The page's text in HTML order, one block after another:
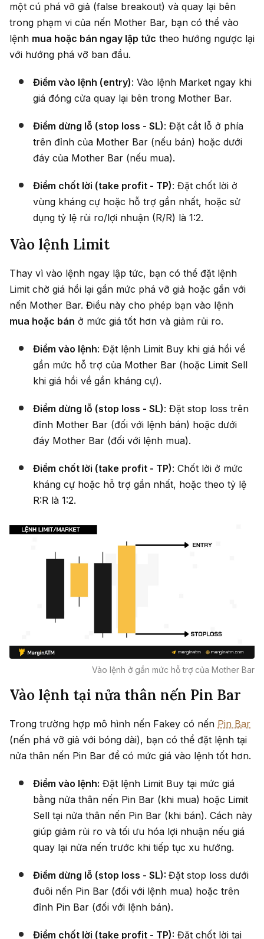
một cú phá vỡ giả (false breakout) và quay lại bên
trong phạm vi của nến Mother Bar, bạn có thể vào
lệnh mua hoặc bán ngay lập tức theo hướng ngược lại
với hướng phá vỡ ban đầu.
Điểm vào lệnh (entry): Vào lệnh Market ngay khi
giá đóng cửa quay lại bên trong Mother Bar.
Điểm dừng lỗ (stop loss - SL): Đặt cắt lỗ ở phía
trên đỉnh của Mother Bar (nếu bán) hoặc dưới
đáy của Mother Bar (nếu mua).
Điểm chốt lời (take profit - TP): Đặt chốt lời ở
vùng kháng cự hoặc hỗ trợ gần nhất, hoặc sử
dụng tỷ lệ rủi ro/lợi nhuận (R/R) là 1:2.
Vào lệnh Limit
Thay vì vào lệnh ngay lập tức, bạn có thể đặt lệnh
Limit chờ giá hồi lại gần mức phá vỡ giả hoặc gần với
nến Mother Bar. Điều này cho phép bạn vào lệnh
mua hoặc bán ở mức giá tốt hơn và giảm rủi ro.
Điểm vào lệnh: Đặt lệnh Limit Buy khi giá hồi về
gần mức hỗ trợ của Mother Bar (hoặc Limit Sell
khi giá hồi về gần kháng cự).
Điểm dừng lỗ (stop loss - SL): Đặt stop loss trên
đỉnh Mother Bar (đối với lệnh bán) hoặc dưới
đáy Mother Bar (đối với lệnh mua).
Điểm chốt lời (take profit - TP): Chốt lời ở mức
kháng cự hoặc hỗ trợ gần nhất, hoặc theo tỷ lệ
R:R là 1:2.
Vào lệnh ở gần mức hỗ trợ của Mother Bar
Vào lệnh tại nửa thân nến Pin Bar
Trong trường hợp mô hình nến Fakey có nến Pin Bar
(nến phá vỡ giả với bóng dài), bạn có thể đặt lệnh tại
nửa thân nến Pin Bar để có mức giá vào lệnh tốt hơn.
Điểm vào lệnh: Đặt lệnh Limit Buy tại mức giá
bằng nửa thân nến Pin Bar (khi mua) hoặc Limit
Sell tại nửa thân nến Pin Bar (khi bán). Cách này
giúp giảm rủi ro và tối ưu hóa lợi nhuận nếu giá
quay lại nửa nến trước khi tiếp tục xu hướng.
Điểm dừng lỗ (stop loss - SL): Đặt stop loss dưới
đuôi nến Pin Bar (đối với lệnh mua) hoặc trên
đỉnh Pin Bar (đối với lệnh bán).
Điểm chốt lời (take profit - TP): Đặt chốt lời tại